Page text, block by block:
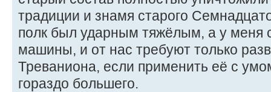
традиции и знамя старого
полк был ударным тяжёлым, а у меня
машины, и от нас требуют только
Треваниона, если применить её с
гораздо большего.